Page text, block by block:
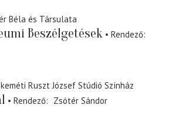
Béla és Társulata
Beszélgetések
Rendező
Ruszt József Stúdió Színház
Rendező
Zsótér Sándor